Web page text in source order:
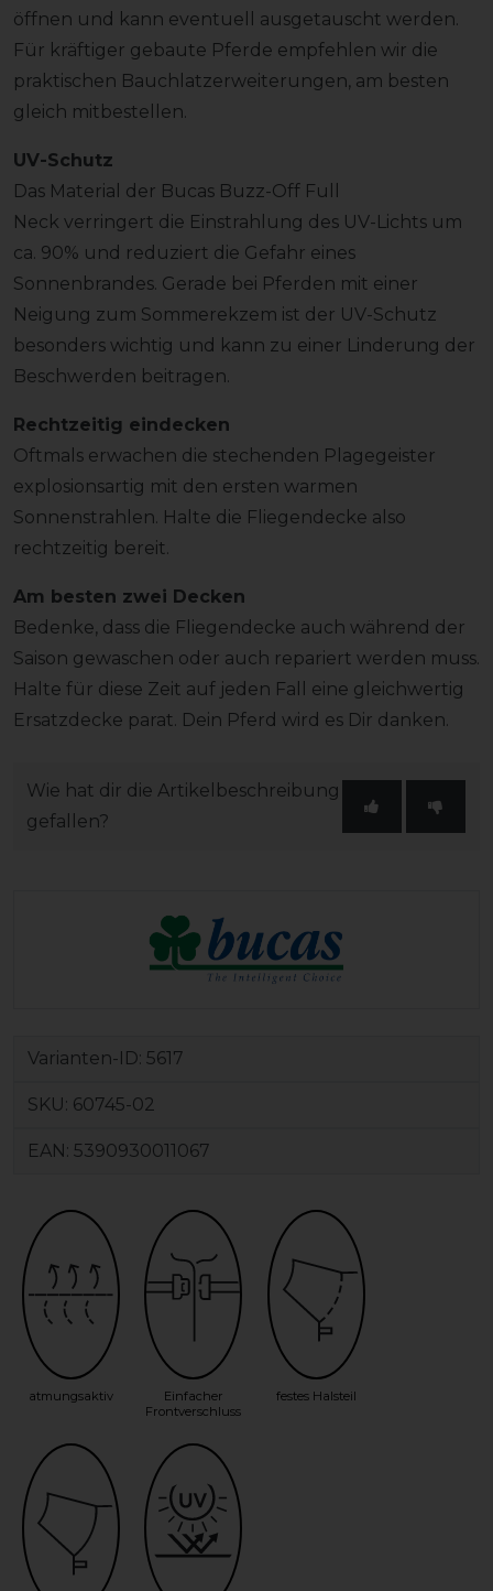
öffnen und kann eventuell ausgetauscht werden.
Für kräftiger gebaute Pferde empfehlen wir die
praktischen Bauchlatzerweiterungen, am besten
gleich mitbestellen.
UV-Schutz
Das Material der Bucas Buzz-Off Full
Neck verringert die Einstrahlung des UV-Lichts um
ca. 90% und reduziert die Gefahr eines
Sonnenbrandes. Gerade bei Pferden mit einer
Neigung zum Sommerekzem ist der UV-Schutz
besonders wichtig und kann zu einer Linderung der
Beschwerden beitragen.
Rechtzeitig eindecken
Oftmals erwachen die stechenden Plagegeister
explosionsartig mit den ersten warmen
Sonnenstrahlen. Halte die Fliegendecke also
rechtzeitig bereit.
Am besten zwei Decken
Bedenke, dass die Fliegendecke auch während der
Saison gewaschen oder auch repariert werden muss.
Halte für diese Zeit auf jeden Fall eine gleichwertig
Ersatzdecke parat. Dein Pferd wird es Dir danken.
Wie hat dir die Artikelbeschreibung
gefallen?
Varianten-ID: 5617
SKU: 60745-02
EAN: 5390930011067
atmungsaktiv
Einfacher
Frontverschluss
festes Halsteil